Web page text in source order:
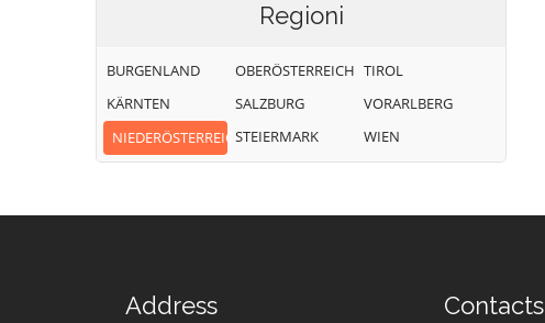
Regioni
BURGENLAND
KÄRNTEN
NIEDERÖSTERREICH
OBERÖSTERREICH
SALZBURG
STEIERMARK
TIROL
VORARLBERG
WIEN
Address Contacts